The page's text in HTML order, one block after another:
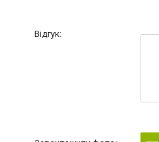
Відгук: